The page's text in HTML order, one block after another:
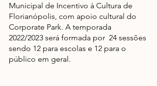
Municipal de Incentivo à Cultura de
Florianópolis, com apoio cultural do
Corporate Park. A temporada
2022/2023 será formada por  24 sessões
sendo 12 para escolas e 12 para o
público em geral.